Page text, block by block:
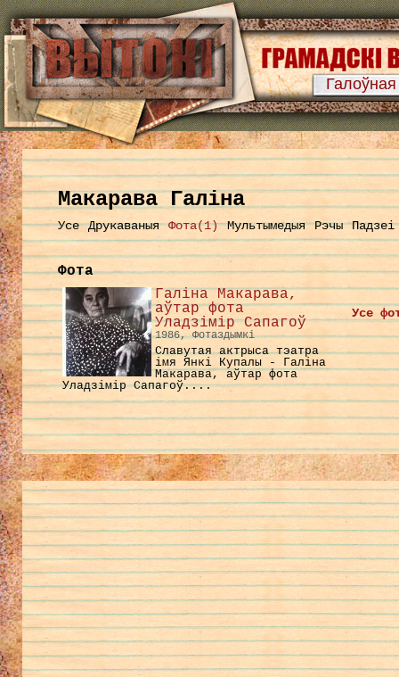
Галоўная
Макарава Галіна
Усе Друкаваныя Фота(1) Мультымедыя Рэчы Падзеі
Фота
Галіна Макарава,
аўтар фота
Уладзімір Сапагоў
1986, Фотаздымкі
Славутая актрыса тэатра
імя Янкі Купалы - Галіна
Макарава, аўтар фота
Уладзімір Сапагоў....
Усе